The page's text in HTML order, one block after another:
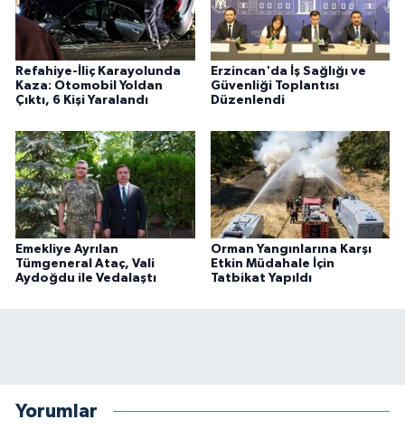
Refahiye-İliç Karayolunda
Kaza: Otomobil Yoldan
Çıktı, 6 Kişi Yaralandı
Erzincan'da İş Sağlığı ve
Güvenliği Toplantısı
Düzenlendi
Emekliye Ayrılan
Tümgeneral Ataç, Vali
Aydoğdu ile Vedalaştı
Orman Yangınlarına Karşı
Etkin Müdahale İçin
Tatbikat Yapıldı
Yorumlar